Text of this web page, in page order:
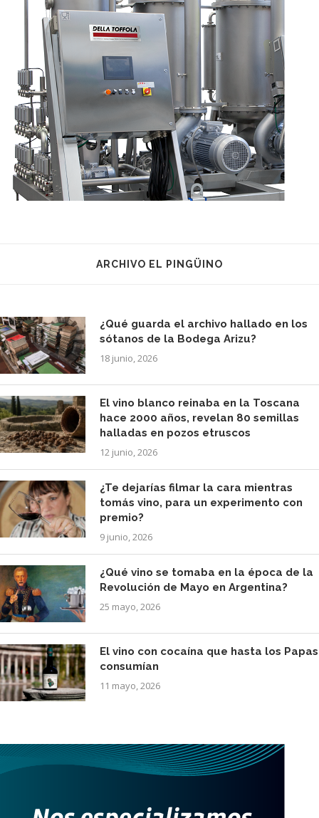
ARCHIVO EL PINGÜINO
¿Qué guarda el archivo hallado en los
sótanos de la Bodega Arizu?
18 junio, 2026
El vino blanco reinaba en la Toscana
hace 2000 años, revelan 80 semillas
halladas en pozos etruscos
12 junio, 2026
¿Te dejarías filmar la cara mientras
tomás vino, para un experimento con
premio?
9 junio, 2026
¿Qué vino se tomaba en la época de la
Revolución de Mayo en Argentina?
25 mayo, 2026
El vino con cocaína que hasta los Papas
consumían
11 mayo, 2026